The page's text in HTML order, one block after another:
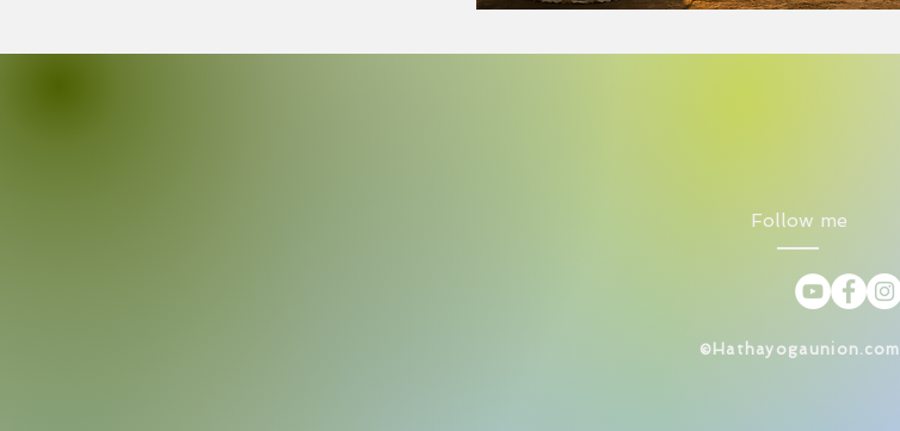
Follow me
©Hathayogaunion.com